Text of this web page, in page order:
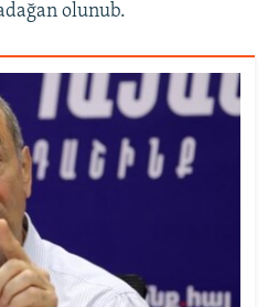
olunub.